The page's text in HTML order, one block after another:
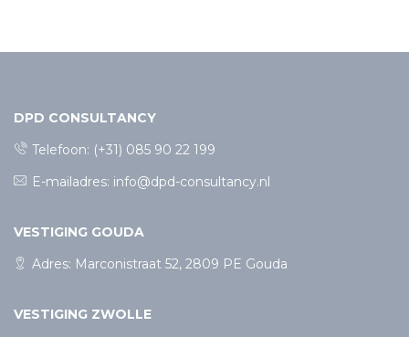
DPD CONSULTANCY
Telefoon: (+31) 085 90 22 199
E-mailadres: info@dpd-consultancy.nl
VESTIGING GOUDA
Adres: Marconistraat 52, 2809 PE Gouda
VESTIGING ZWOLLE